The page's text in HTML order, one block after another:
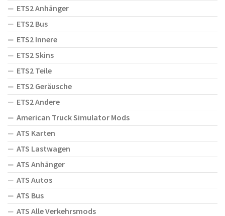
ETS2 Anhänger
ETS2 Bus
ETS2 Innere
ETS2 Skins
ETS2 Teile
ETS2 Geräusche
ETS2 Andere
American Truck Simulator Mods
ATS Karten
ATS Lastwagen
ATS Anhänger
ATS Autos
ATS Bus
ATS Alle Verkehrsmods